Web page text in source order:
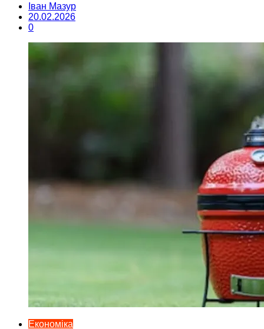
Іван Мазур
20.02.2026
0
Економіка